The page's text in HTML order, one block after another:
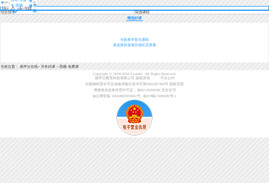
本 西藏
登
录导
航
综合排序
筛选课程
精选好课
当前条件暂无课程
请选择其他项目地区后查看
当前位置：易学仕在线> 升本好课 > 西藏 免费课
Copyright © 2018-2024 Exueshi. All Rights Reserved.
易学仕教育科技有限公司 版权所有
平台公约
出版物经营许可证渝南岸新出发书字第5001087306号 刷新页面
增值电信业务经营许可证：渝B2-20200188 安全证书
渝公网安备 50010802003061号
渝ICP备15008282号-1